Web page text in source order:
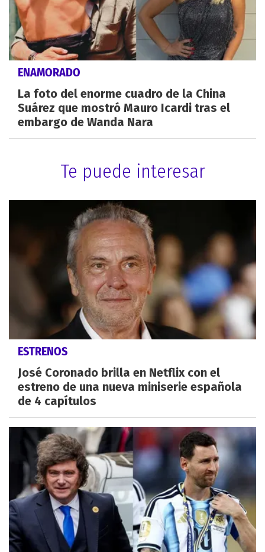
ENAMORADO
La foto del enorme cuadro de la China
Suárez que mostró Mauro Icardi tras el
embargo de Wanda Nara
Te puede interesar
ESTRENOS
José Coronado brilla en Netflix con el
estreno de una nueva miniserie española
de 4 capítulos